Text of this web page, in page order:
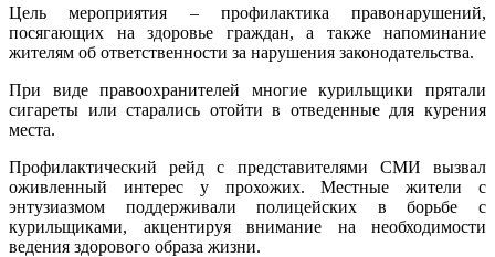
Цель мероприятия – профилактика правонарушений,
посягающих на здоровье граждан, а также напоминание
жителям об ответственности за нарушения законодательства.
При виде правоохранителей многие курильщики прятали
сигареты или старались отойти в отведенные для курения
места.
Профилактический рейд с представителями СМИ вызвал
оживленный интерес у прохожих. Местные жители с
энтузиазмом поддерживали полицейских в борьбе с
курильщиками, акцентируя внимание на необходимости
ведения здорового образа жизни.